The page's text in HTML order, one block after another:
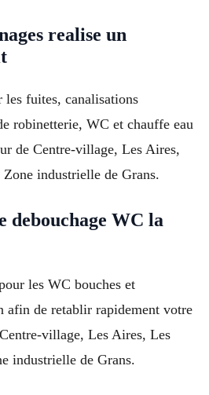
realise un
les fuites, canalisations
robinetterie, WC et chauffe eau
de Centre-village, Les Aires,
industrielle de Grans.
debouchage WC la
les WC bouches et
afin de retablir rapidement votre
village, Les Aires, Les
industrielle de Grans.